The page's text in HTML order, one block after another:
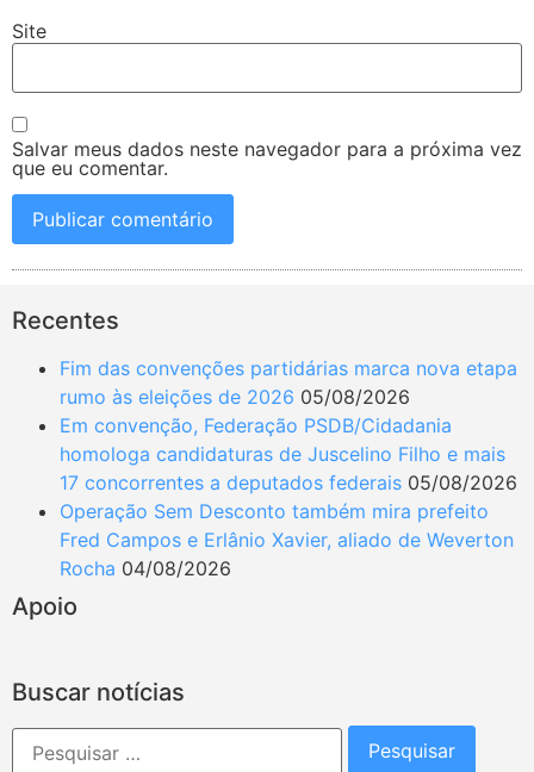
Site
Salvar meus dados neste navegador para a próxima vez
que eu comentar.
Recentes
Fim das convenções partidárias marca nova etapa
rumo às eleições de 2026 05/08/2026
Em convenção, Federação PSDB/Cidadania
homologa candidaturas de Juscelino Filho e mais
17 concorrentes a deputados federais 05/08/2026
Operação Sem Desconto também mira prefeito
Fred Campos e Erlânio Xavier, aliado de Weverton
Rocha 04/08/2026
Apoio
Buscar notícias